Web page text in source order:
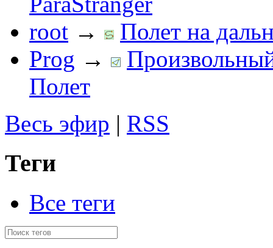
root →
Полет на
Prog →
Полет
Весь эфир | RSS
Теги
Все теги